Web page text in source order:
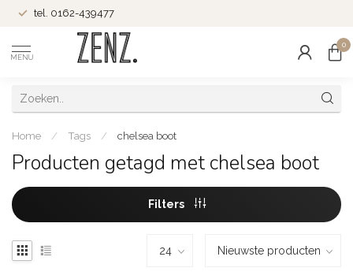
tel. 0162-439477
MENU
0
Home / Tags / chelsea boot
Producten getagd met chelsea boot
Filters